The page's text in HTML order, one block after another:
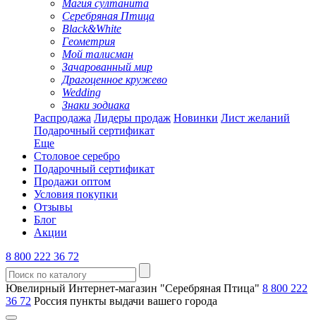
Магия султанита
Серебряная Птица
Black&White
Геометрия
Мой талисман
Зачарованный мир
Драгоценное кружево
Wedding
Знаки зодиака
Распродажа Лидеры продаж Новинки Лист желаний
Подарочный сертификат
Еще
Столовое серебро
Подарочный сертификат
Продажи оптом
Условия покупки
Отзывы
Блог
Акции
8 800 222 36 72
Ювелирный Интернет-магазин "Серебряная Птица" 8 800 222
36 72 Россия пункты выдачи вашего города